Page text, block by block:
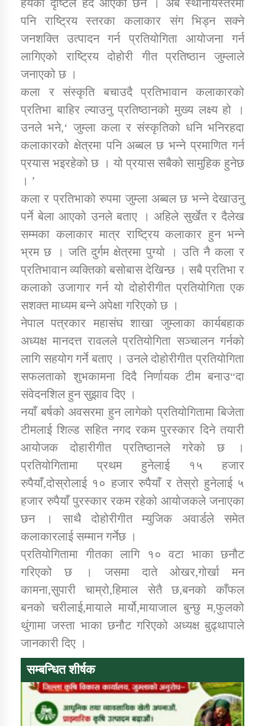
कर्णाली प्राविधि शिक्षालय जुम्लाको सुचना
तातोपानी गाउँपालिकाको न्यायिक समिति सम्बन्धी सन्देश
तातोपानी गाउँपालिका जुम्लाको महिला तथा लैङ्गिक हिंसा
सम्बन्धी सूचना सन्देश
तातोपानी गाउँपालिका जुम्लाको महिनावारी सम्बन्धिकाे
सन्देश
तातोपानी गाउँपालिका जुम्लाको बालविवाह सन्देश
तातोपानी गाउँपालिका जुम्लाको सूचना
तातोपानी गाउँपालिका जुम्लाको सूचना
हेयका दृष्टिले हेर्दै आएका छन । अब स्थानीयस्तरमा
पनि राष्ट्रिय स्तरका कलाकार संग भिड्न सक्ने
जनशक्ति उत्पादन गर्न प्रतियोगिता आयोजना गर्न
लागिएको राष्ट्रिय दोहोरी गीत प्रतिष्ठान जुम्लाले
जनाएको छ ।
कला र संस्कृति बचाउदै प्रतिभावान कलाकारको
प्रतिभा बाहिर ल्याउनु प्रतिष्ठानको मुख्य लक्ष्य हो ।
उनले भने,‘ जुम्ला कला र संस्कृतिको धनि भनिरहदा
कलाकारको क्षेत्रमा पनि अब्बल छ भन्ने प्रमाणित गर्न
प्रयास भइरहेको छ । यो प्रयास सबैको सामुहिक हुनेछ
। ’
कला र प्रतिभाको रुपमा जुम्ला अब्बल छ भन्ने देखाउनु
पर्ने बेला आएको उनले बताए । अहिले सुर्खेत र दैलेख
सम्मका कलाकार मात्र राष्ट्रिय कलाकार हुन भन्ने
भ्रम छ । जति दुर्गम क्षेत्रमा पुग्यो । उति नै कला र
प्रतिभावान व्यक्तिको बसोबास देखिन्छ । सबै प्रतिभा र
कलाको उजागार गर्न यो दोहोरीगीत प्रतियोगिता एक
सशक्त माध्यम बन्ने अपेक्षा गरिएको छ ।
नेपाल पत्रकार महासंघ शाखा जुम्लाका कार्यबहाक
अध्यक्ष मानदत्त रावलले प्रतियोगिता सञ्चालन गर्नको
लागि सहयोग गर्ने बताए । उनले दोहोरीगीत प्रतियोगिता
सफलताको शुभकामना दिदै निर्णायक टीम बनाउ“दा
संवेदनशिल हुन सुझाव दिए ।
नयाँ बर्षको अवसरमा हुन लागेको प्रतियोगितामा बिजेता
टीमलाई शिल्ड सहित नगद रकम पुरस्कार दिने तयारी
आयोजक दोहारीगीत प्रतिष्ठानले गरेको छ ।
प्रतियोगितामा प्रथम हुनेलाई १५ हजार
रुपैयाँ,दोस्रोलाई १० हजार रुपैयाँ र तेस्रो हुनेलाई ५
हजार रुपैयाँ पुरस्कार रकम रहेको आयोजकले जनाएका
छन । साथै दोहोरीगीत म्युजिक अवार्डले समेत
कलाकारलाई सम्मान गर्नेछ ।
प्रतियोगितामा गीतका लागि १० वटा भाका छनौट
गरिएको छ । जसमा दाते ओखर,गोर्खा मन
कामना,सुपारी चाम्रो,हिमाल सेतै छ,बनको काँफल
बनको चरीलाई,मायाले मार्यो,मायाजाल बुन्छु म,फुलको
थुंगामा जस्ता भाका छनौट गरिएको अध्यक्ष बुढ्थापाले
जानकारी दिए ।
सम्बन्धित शीर्षक